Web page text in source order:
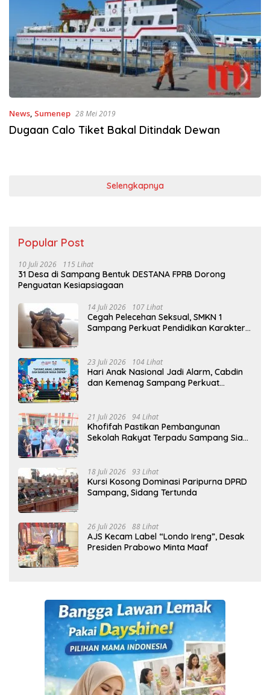
News, Sumenep 28 Mei 2019
Dugaan Calo Tiket Bakal Ditindak Dewan
Selengkapnya
Popular Post
10 Juli 2026 115 Lihat
31 Desa di Sampang Bentuk DESTANA FPRB Dorong
Penguatan Kesiapsiagaan
14 Juli 2026 107 Lihat
Cegah Pelecehan Seksual, SMKN 1
Sampang Perkuat Pendidikan Karakter
23 Juli 2026 104 Lihat
Hari Anak Nasional Jadi Alarm, Cabdin
dan Kemenag Sampang Perkuat
21 Juli 2026 94 Lihat
Khofifah Pastikan Pembangunan
Sekolah Rakyat Terpadu Sampang Siap
18 Juli 2026 93 Lihat
Kursi Kosong Dominasi Paripurna DPRD
Sampang, Sidang Tertunda
26 Juli 2026 88 Lihat
AJS Kecam Label “Londo Ireng”, Desak
Presiden Prabowo Minta Maaf